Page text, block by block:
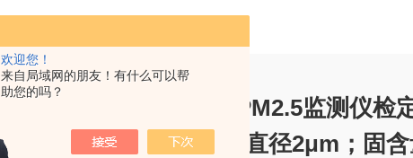
欢迎您！
来自局域网的朋友！有什么可以帮
助您的吗？
CRM鸿蒙标准物质/PM2.5监测仪检
643-空气动力学当量直径2μm；固